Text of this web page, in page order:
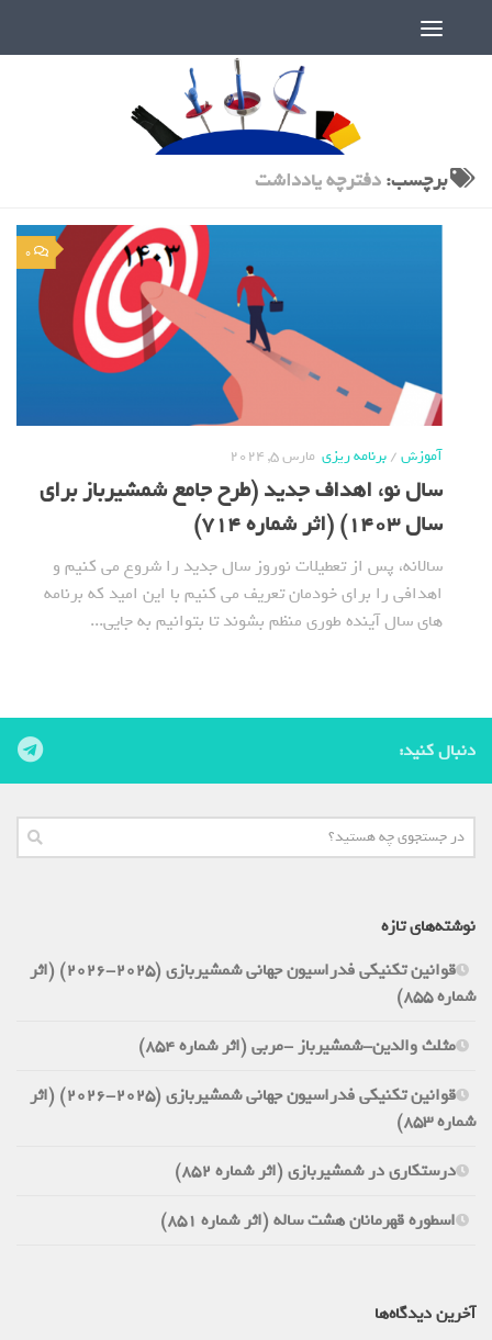
برچسب:دفترچه یادداشت
0
آموزش/برنامه ریزی مارس 5, 2024
سال نو، اهداف جدید (طرح جامع شمشیرباز برای
سال 1403) (اثر شماره 714)
سالانه، پس از تعطیلات نوروز سال جدید را شروع می کنیم و
اهدافی را برای خودمان تعریف می کنیم با این امید که برنامه
های سال آینده طوری منظم بشوند تا بتوانیم به جایی...
دنبال کنید:
نوشته‌های تازه
قوانین تکنیکی فدراسیون جهانی شمشیربازی (2025-2026) (اثر
شماره 855)
مثلث والدین-شمشیرباز -مربی (اثر شماره 854)
قوانین تکنیکی فدراسیون جهانی شمشیربازی (2025-2026) (اثر
شماره 853)
درستکاری در شمشیربازی (اثر شماره 852)
اسطوره قهرمانان هشت ساله (اثر شماره 851)
آخرین دیدگاه‌ها